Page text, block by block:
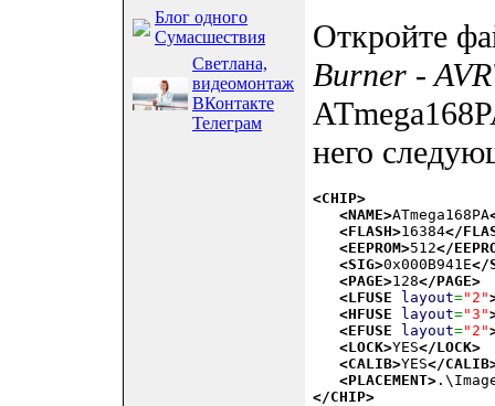
Блог одного
Сумасшествия
Светлана,
видеомонтаж
ВКонтакте
Телеграм
Откройте
Burner -
него
<CHIP>
<NAME>ATmega168PA
<FLASH>16384</
<EEPROM>512</
<SIG>0x000B941E</
<PAGE>128</PAGE>
<LFUSE
layout="2"
<HFUSE
layout="3"
<EFUSE
layout="2"
<LOCK>YES</LOCK>
<CALIB>YES</CALIB
<PLACEMENT>
</CHIP>